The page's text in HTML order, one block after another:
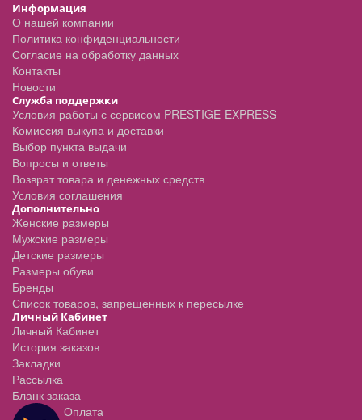
Информация
О нашей компании
Политика конфиденциальности
Согласие на обработку данных
Контакты
Новости
Служба поддержки
Условия работы с сервисом PRESTIGE-EXPRESS
Комиссия выкупа и доставки
Выбор пункта выдачи
Вопросы и ответы
Возврат товара и денежных средств
Условия соглашения
Дополнительно
Женские размеры
Мужские размеры
Детские размеры
Размеры обуви
Бренды
Список товаров, запрещенных к пересылке
Личный Кабинет
Личный Кабинет
История заказов
Закладки
Рассылка
Бланк заказа
Оплата